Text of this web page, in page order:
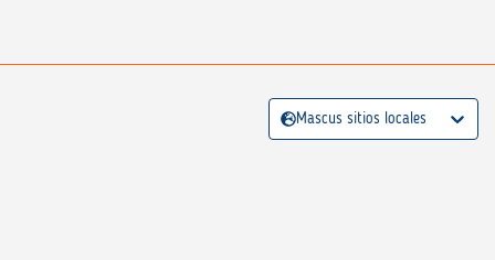
Mascus sitios locales